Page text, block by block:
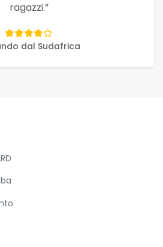
ragazzi.”
dal Sudafrica